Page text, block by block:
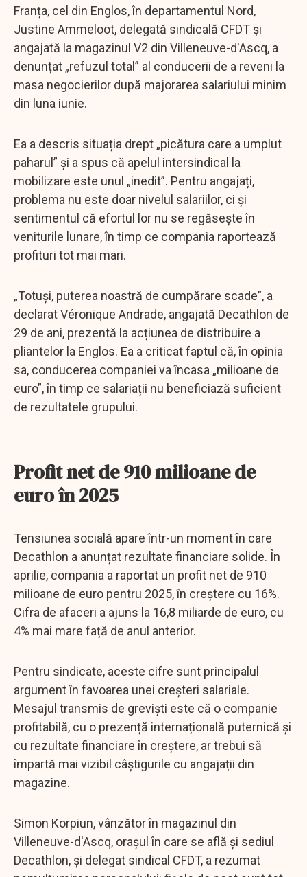
Franța, cel din Englos, în departamentul Nord,
Justine Ammeloot, delegată sindicală CFDT și
angajată la magazinul V2 din Villeneuve-d'Ascq, a
denunțat „refuzul total” al conducerii de a reveni la
masa negocierilor după majorarea salariului minim
din luna iunie.
Ea a descris situația drept „picătura care a umplut
paharul” și a spus că apelul intersindical la
mobilizare este unul „inedit”. Pentru angajați,
problema nu este doar nivelul salariilor, ci și
sentimentul că efortul lor nu se regăsește în
veniturile lunare, în timp ce compania raportează
profituri tot mai mari.
„Totuși, puterea noastră de cumpărare scade”, a
declarat Véronique Andrade, angajată Decathlon de
29 de ani, prezentă la acțiunea de distribuire a
pliantelor la Englos. Ea a criticat faptul că, în opinia
sa, conducerea companiei va încasa „milioane de
euro”, în timp ce salariații nu beneficiază suficient
de rezultatele grupului.
Profit net de 910 milioane de
euro în 2025
Tensiunea socială apare într-un moment în care
Decathlon a anunțat rezultate financiare solide. În
aprilie, compania a raportat un profit net de 910
milioane de euro pentru 2025, în creștere cu 16%.
Cifra de afaceri a ajuns la 16,8 miliarde de euro, cu
4% mai mare față de anul anterior.
Pentru sindicate, aceste cifre sunt principalul
argument în favoarea unei creșteri salariale.
Mesajul transmis de greviști este că o companie
profitabilă, cu o prezență internațională puternică și
cu rezultate financiare în creștere, ar trebui să
împartă mai vizibil câștigurile cu angajații din
magazine.
Simon Korpiun, vânzător în magazinul din
Villeneuve-d'Ascq, orașul în care se află și sediul
Decathlon, și delegat sindical CFDT, a rezumat